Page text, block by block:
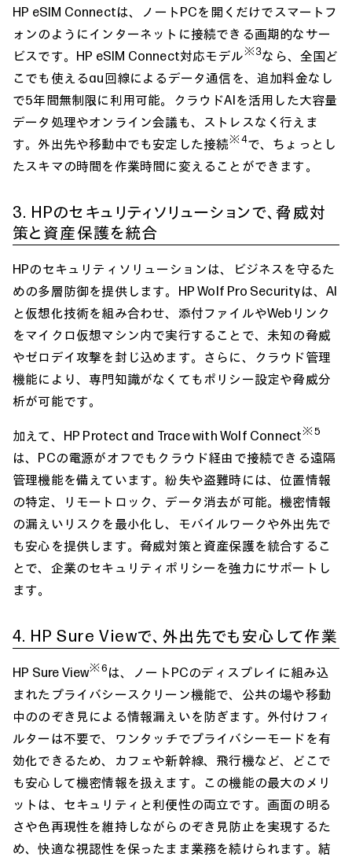
HP eSIM Connectは、ノートPCを開くだけでスマートフ
ォンのようにインターネットに接続できる画期的なサー
ビスです。HP eSIM Connect対応モデル※3なら、全国ど
こでも使えるau回線によるデータ通信を、追加料金なし
で5年間無制限に利用可能。クラウドAIを活用した大容量
データ処理やオンライン会議も、ストレスなく行えま
す。外出先や移動中でも安定した接続※4で、ちょっとし
たスキマの時間を作業時間に変えることができます。
3. HPのセキュリティソリューションで、脅威対
策と資産保護を統合
HPのセキュリティソリューションは、ビジネスを守るた
めの多層防御を提供します。HP Wolf Pro Securityは、AI
と仮想化技術を組み合わせ、添付ファイルやWebリンク
をマイクロ仮想マシン内で実行することで、未知の脅威
やゼロデイ攻撃を封じ込めます。さらに、クラウド管理
機能により、専門知識がなくてもポリシー設定や脅威分
析が可能です。
加えて、HP Protect and Trace with Wolf Connect※5
は、PCの電源がオフでもクラウド経由で接続できる遠隔
管理機能を備えています。紛失や盗難時には、位置情報
の特定、リモートロック、データ消去が可能。機密情報
の漏えいリスクを最小化し、モバイルワークや外出先で
も安心を提供します。脅威対策と資産保護を統合するこ
とで、企業のセキュリティポリシーを強力にサポートし
ます。
4. HP Sure Viewで、外出先でも安心して作業
HP Sure View※6は、ノートPCのディスプレイに組み込
まれたプライバシースクリーン機能で、公共の場や移動
中ののぞき見による情報漏えいを防ぎます。外付けフィ
ルターは不要で、ワンタッチでプライバシーモードを有
効化できるため、カフェや新幹線、飛行機など、どこで
も安心して機密情報を扱えます。この機能の最大のメリ
ットは、セキュリティと利便性の両立です。画面の明る
さや色再現性を維持しながらのぞき見防止を実現するた
め、快適な視認性を保ったまま業務を続けられます。結